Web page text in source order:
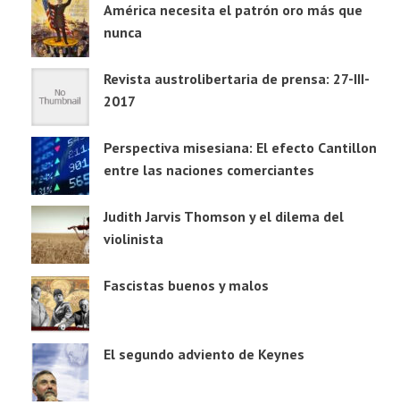
América necesita el patrón oro más que
nunca
Revista austrolibertaria de prensa: 27-III-
2017
Perspectiva misesiana: El efecto Cantillon
entre las naciones comerciantes
Judith Jarvis Thomson y el dilema del
violinista
Fascistas buenos y malos
El segundo adviento de Keynes